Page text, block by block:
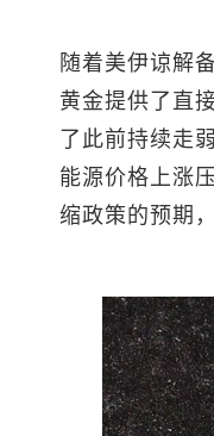
随着美伊谅解
黄金提供了直
了此前持续走
能源价格上涨
缩政策的预期